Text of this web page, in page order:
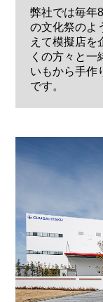
弊社では毎年
の文化祭のよ
えて模擬店を
くの方々と一
いもから手作
です。